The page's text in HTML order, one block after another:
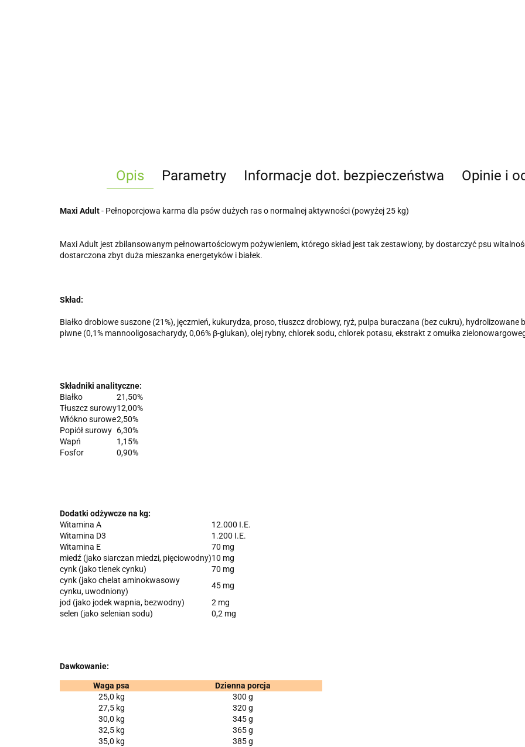
Opis Parametry Informacje dot. bezpieczeństwa Opinie i
Maxi Adult- Pełnoporcjowa karma dla psów dużych ras o normalnej aktywności (powyżej 25 kg)
Maxi Adult jest zbilansowanym pełnowartościowym pożywieniem, którego skład jest tak zestawiony, by dostarczyć psu
dostarczona zbyt duża mieszanka energetyków i białek.
Skład:
Białko drobiowe suszone (21%), jęczmień, kukurydza, proso, tłuszcz drobiowy, ryż, pulpa buraczana (bez cukru), hydrolizowane
piwne (0,1% mannooligosacharydy, 0,06% β-glukan), olej rybny, chlorek sodu, chlorek potasu, ekstrakt z omułka
Składniki analityczne:
Białko
21,50%
Tłuszcz surowy12,00%
Włókno surowe2,50%
Popiół surowy 6,30%
Wapń
1,15%
Fosfor
0,90%
Dodatki odżywcze na kg:
Witamina A
12.000 I.E.
Witamina D3
1.200 I.E.
Witamina E
70 mg
miedź (jako siarczan miedzi, pięciowodny)10 mg
cynk (jako tlenek cynku)
70 mg
cynk (jako chelat aminokwasowy
cynku, uwodniony)
45 mg
jod (jako jodek wapnia, bezwodny)
2 mg
selen (jako selenian sodu)
0,2 mg
Dawkowanie:
Waga psa
Dzienna porcja
25,0 kg
300 g
27,5 kg
320 g
30,0 kg
345 g
32,5 kg
365 g
35,0 kg
385 g